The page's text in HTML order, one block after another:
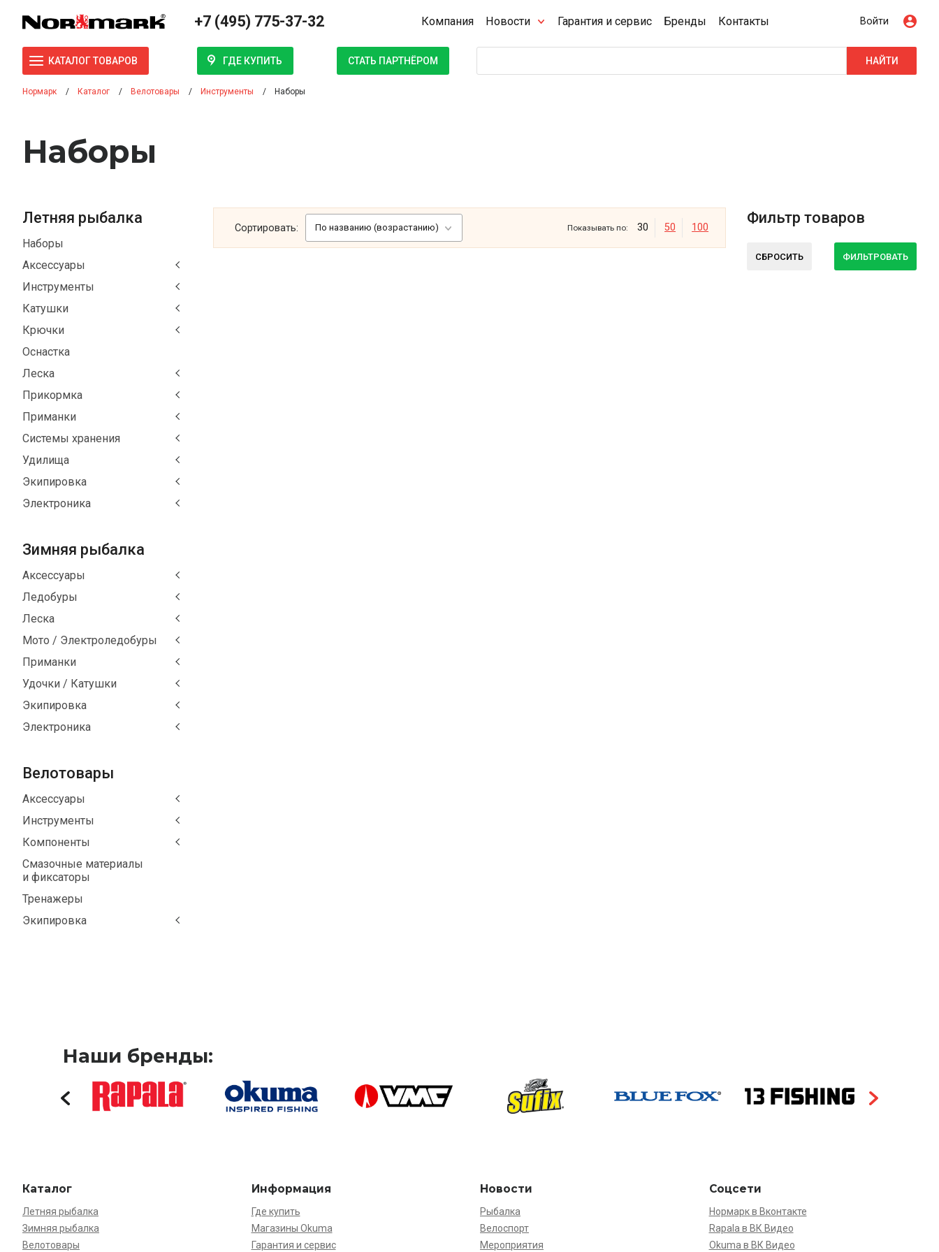
+7 (495) 775-37-32 Компания Новости Гарантия и сервис Бренды Контакты Войти
КАТАЛОГ ТОВАРОВ ГДЕ КУПИТЬ СТАТЬ ПАРТНЁРОМ НАЙТИ
Нормарк Каталог Велотовары Инструменты Наборы
Наборы
Летняя рыбалка
Наборы
Аксессуары
Инструменты
Катушки
Крючки
Оснастка
Леска
Прикормка
Приманки
Системы хранения
Удилища
Экипировка
Электроника
Зимняя рыбалка
Аксессуары
Ледобуры
Леска
Мото / Электроледобуры
Приманки
Удочки / Катушки
Экипировка
Электроника
Велотовары
Аксессуары
Инструменты
Компоненты
Смазочные материалы
и фиксаторы
Тренажеры
Экипировка
Фильтр товаров
СБРОСИТЬ ФИЛЬТРОВАТЬ
Сортировать: По названию (возрастанию) Показывать по: 30 50 100
Наши бренды:
Каталог
Летняя рыбалка
Зимняя рыбалка
Велотовары
Информация
Где купить
Магазины Okuma
Гарантия и сервис
Новости
Рыбалка
Велоспорт
Мероприятия
Соцсети
Нормарк в Вконтакте
Rapala в ВК Видео
Okuma в ВК Видео